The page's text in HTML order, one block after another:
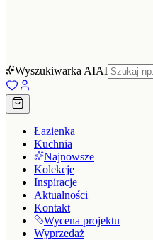
Wyszukiwarka AIAI
Łazienka
Kuchnia
Najnowsze
Kolekcje
Inspiracje
Aktualności
Kontakt
Wycena projektu
Wyprzedaż